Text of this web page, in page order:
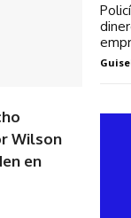
Wilson
en